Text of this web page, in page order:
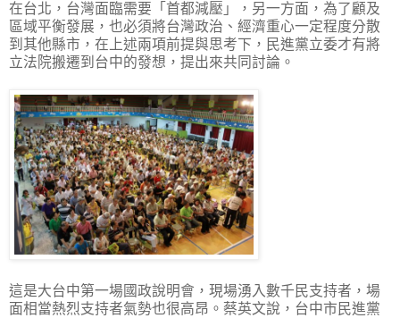
在台北，台灣面臨需要「首都減壓」，另一方面，為了顧及
區域平衡發展，也必須將台灣政治、經濟重心一定程度分散
到其他縣市，在上述兩項前提與思考下，民進黨立委才有將
立法院搬遷到台中的發想，提出來共同討論。
這是大台中第一場國政說明會，現場湧入數千民支持者，場
面相當熱烈支持者氣勢也很高昂。蔡英文說，台中市民進黨